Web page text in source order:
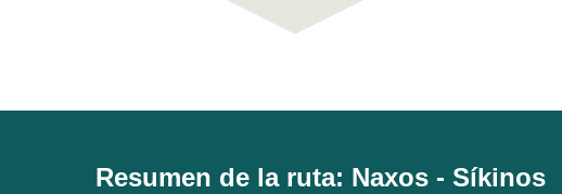
Resumen de la ruta: Naxos - Síkinos